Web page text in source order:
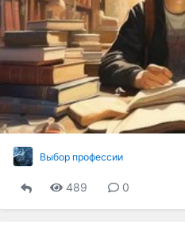
Выбор профессии
489 0